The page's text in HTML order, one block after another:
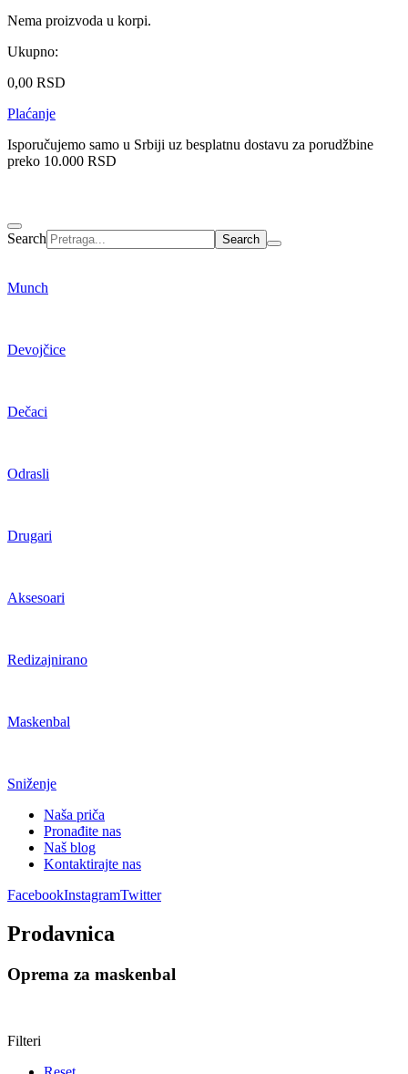
Nema proizvoda u korpi.
Ukupno:
0,00 RSD
Plaćanje
Isporučujemo samo u Srbiji uz besplatnu dostavu za porudžbine
preko 10.000 RSD
Search
Munch
Devojčice
Dečaci
Odrasli
Drugari
Aksesoari
Redizajnirano
Maskenbal
Sniženje
Naša priča
Pronađite nas
Naš blog
Kontaktirajte nas
FacebookInstagramTwitter
Prodavnica
Oprema za maskenbal
Filteri